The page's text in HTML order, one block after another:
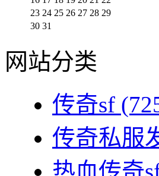
23 24 25 26 27 28 29
30 31
网站分类
传奇sf
传奇私服